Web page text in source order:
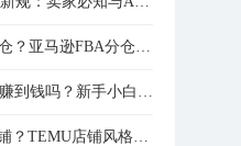
什么是亚马逊FBA分仓？亚马逊FBA分仓怎么处理？
跨境电商一件代发能赚到钱吗？新手小白实操路径全程分享！
TEMU店怎么装修店铺？TEMU店铺风格装修技巧分享！